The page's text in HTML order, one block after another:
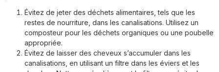
Évitez de jeter des déchets alimentaires, tels que les
restes de nourriture, dans les canalisations. Utilisez un
composteur pour les déchets organiques ou une poubelle
appropriée.
Évitez de laisser des cheveux s’accumuler dans les
canalisations, en utilisant un filtre dans les éviers et les